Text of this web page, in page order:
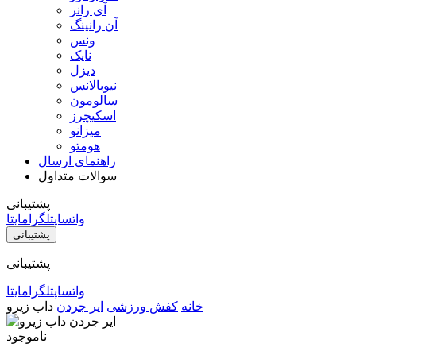
آی رانر
آن رانینگ
ونس
نایک
دیزل
نیوبالانس
سالومون
اسکیچرز
میزانو
هومتو
راهنمای ارسال
سوالات متداول
پشتیبانی
واتساپتلگرامایتا
پشتیبانی
پشتیبانی
واتساپتلگرامایتا
خانه کفش ورزشی ایر جردن داب زیرو
ناموجود